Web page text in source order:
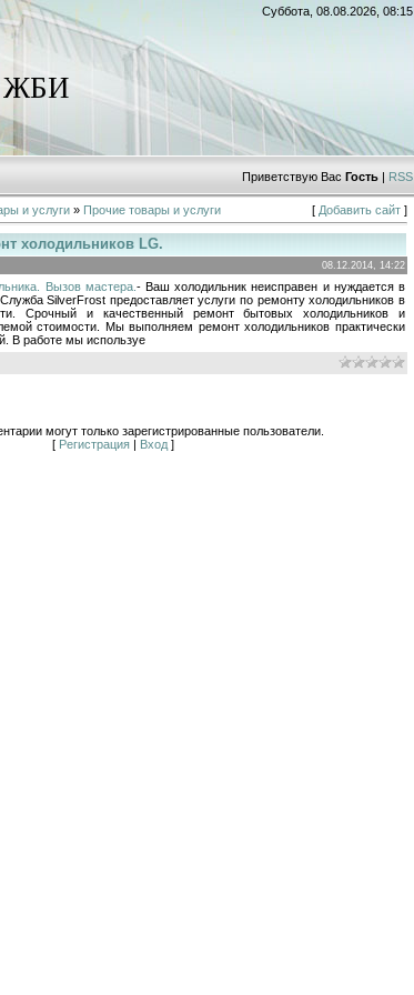
Суббота, 08.08.2026, 08:15
ЖБИ
Приветствую Вас Гость | RSS
и услуги » Прочие товары и услуги [ Добавить сайт ]
холодильников LG.
08.12.2014, 14:22
Вызов мастера. - Ваш холодильник неисправен и нуждается в
SilverFrost предоставляет услуги по ремонту холодильников в
Срочный и качественный ремонт бытовых холодильников и
стоимости. Мы выполняем ремонт холодильников практически
В работе мы используе
могут только зарегистрированные пользователи.
[ Регистрация | Вход ]